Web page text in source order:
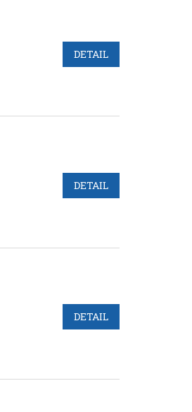
DETAIL
DETAIL
DETAIL